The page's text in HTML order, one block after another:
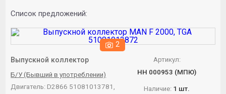
Список предложений:
2
Выпускной коллектор
Б/У (Бывший в употреблении)
Двигатель: D2866 51081013781,
Артикул:
НН 000953 (МПЮ)
Наличие: 1 шт.